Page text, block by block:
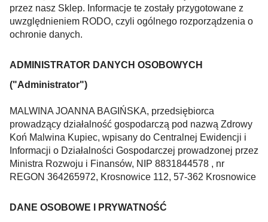
przez nasz Sklep. Informacje te zostały przygotowane z
uwzględnieniem RODO, czyli ogólnego rozporządzenia o
ochronie danych.
ADMINISTRATOR DANYCH OSOBOWYCH
("Administrator")
MALWINA JOANNA BAGIŃSKA, przedsiębiorca
prowadzący działalność gospodarczą pod nazwą Zdrowy
Koń Malwina Kupiec, wpisany do Centralnej Ewidencji i
Informacji o Działalności Gospodarczej prowadzonej przez
Ministra Rozwoju i Finansów, NIP 8831844578 , nr
REGON 364265972, Krosnowice 112, 57-362 Krosnowice
DANE OSOBOWE I PRYWATNOŚĆ